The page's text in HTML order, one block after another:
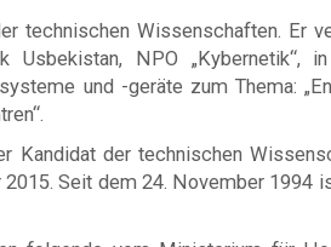
technischen Wissenschaften. Er
Usbekistan, NPO
und -geräte zum Thema:
.
der technischen
Seit dem 24. November 1994